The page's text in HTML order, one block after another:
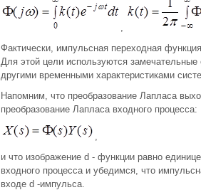
,
Фактически, импульсная переходная
Для этой цели используются
другими временными характеристиками
Напомним, что преобразование Лапласа
преобразование Лапласа входного процесса:
,
и что изображение d - функции равно
входного процесса и убедимся, что
входе d -импульса.